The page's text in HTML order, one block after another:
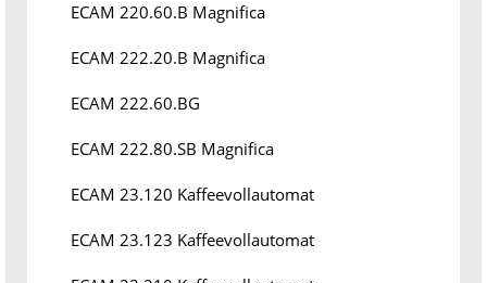
ECAM 220.60.B Magnifica
ECAM 222.20.B Magnifica
ECAM 222.60.BG
ECAM 222.80.SB Magnifica
ECAM 23.120 Kaffeevollautomat
ECAM 23.123 Kaffeevollautomat